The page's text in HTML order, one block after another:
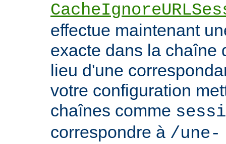
effectue maintenant
exacte dans la chaîne
lieu d'une
votre configuration
chaînes comme
correspondre à /une-